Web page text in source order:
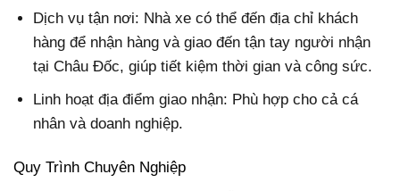
Dịch vụ tận nơi: Nhà xe có thể đến địa chỉ khách
hàng để nhận hàng và giao đến tận tay người nhận
tại Châu Đốc, giúp tiết kiệm thời gian và công sức.
Linh hoạt địa điểm giao nhận: Phù hợp cho cả cá
nhân và doanh nghiệp.
Quy Trình Chuyên Nghiệp